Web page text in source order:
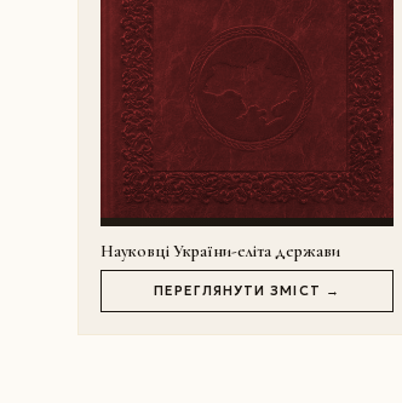
Науковці України-еліта держави
ПЕРЕГЛЯНУТИ ЗМІСТ →